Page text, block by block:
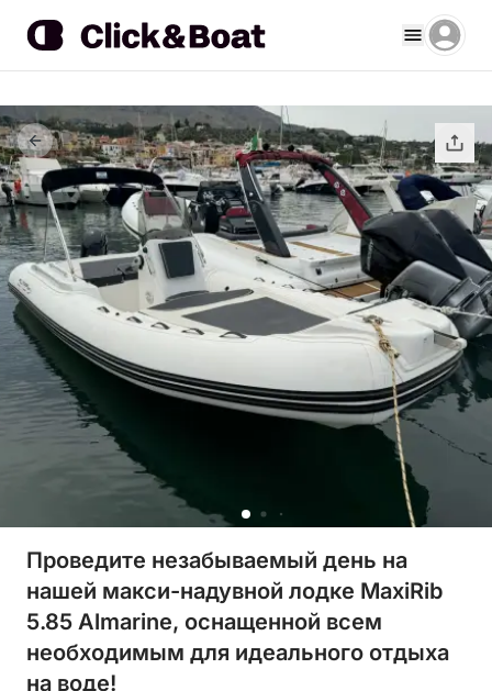
Проведите незабываемый день на
нашей макси-надувной лодке MaxiRib
5.85 Almarine, оснащенной всем
необходимым для идеального отдыха
на воде!